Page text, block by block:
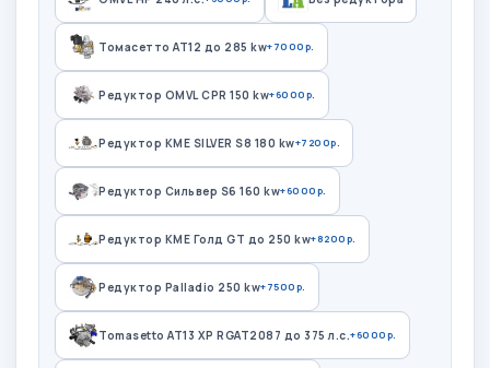
Томасетто АТ12 до 285 kw+7000р.
Редуктор OMVL CPR 150 kw+6000р.
Редуктор KME SILVER S8 180 kw+7200р.
Редуктор Сильвер S6 160 kw+6000р.
Редуктор КМЕ Голд GT до 250 kw+8200р.
Редуктор Palladio 250 kw+7500р.
Tomasetto AT13 XP RGAT2087 до 375 л.с.+6000р.